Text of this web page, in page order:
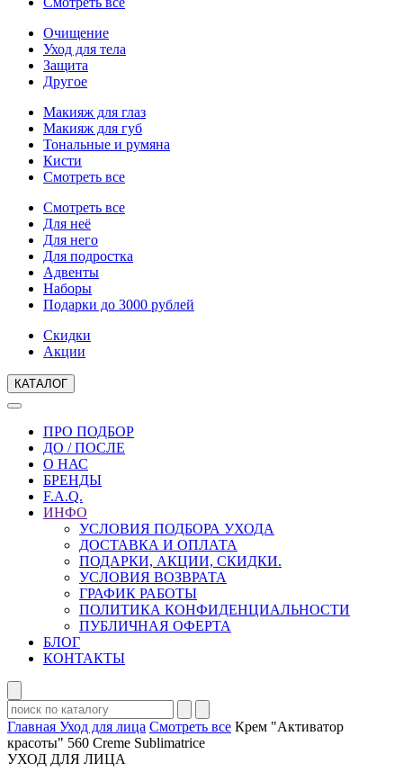
Очищение
Уход для тела
Защита
Другое
Макияж для глаз
Макияж для губ
Тональные и румяна
Кисти
Смотреть все
Смотреть все
Для неё
Для него
Для подростка
Адвенты
Наборы
Подарки до 3000 рублей
Скидки
Акции
КАТАЛОГ
ПРО ПОДБОР
ДО / ПОСЛЕ
О НАС
БРЕНДЫ
F.A.Q.
ИНФО
УСЛОВИЯ ПОДБОРА УХОДА
ДОСТАВКА И ОПЛАТА
ПОДАРКИ, АКЦИИ, СКИДКИ.
УСЛОВИЯ ВОЗВРАТА
ГРАФИК РАБОТЫ
ПОЛИТИКА КОНФИДЕНЦИАЛЬНОСТИ
ПУБЛИЧНАЯ ОФЕРТА
БЛОГ
КОНТАКТЫ
Главная Уход для лица Смотреть все Крем "Активатор
красоты" 560 Creme Sublimatrice
УХОД ДЛЯ ЛИЦА